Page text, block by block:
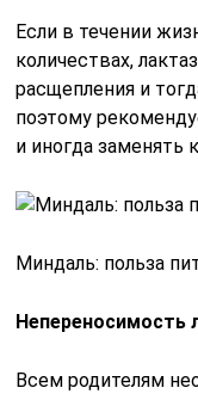
Если в течении
количествах,
расщепления и
поэтому
и иногда заменять
Миндаль: польза
Непереносимость
Всем родителям